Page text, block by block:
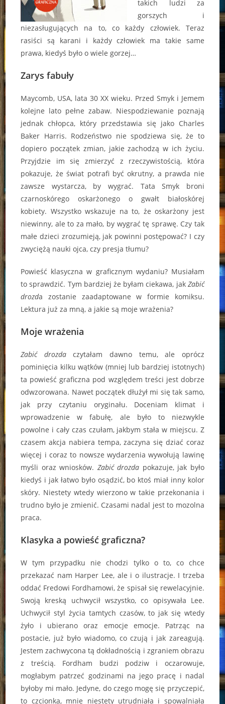
takich ludzi za
gorszych i
niezasługujących na to, co każdy człowiek. Teraz
rasiści są karani i każdy człowiek ma takie same
prawa, kiedyś było o wiele gorzej…
Zarys fabuły
Maycomb, USA, lata 30 XX wieku. Przed Smyk i Jemem
kolejne lato pełne zabaw. Niespodziewanie poznają
jednak chłopca, który przedstawia się jako Charles
Baker Harris. Rodzeństwo nie spodziewa się, że to
dopiero początek zmian, jakie zachodzą w ich życiu.
Przyjdzie im się zmierzyć z rzeczywistością, która
pokazuje, że świat potrafi być okrutny, a prawda nie
zawsze wystarcza, by wygrać. Tata Smyk broni
czarnoskórego oskarżonego o gwałt białoskórej
kobiety. Wszystko wskazuje na to, że oskarżony jest
niewinny, ale to za mało, by wygrać tę sprawę. Czy tak
małe dzieci zrozumieją, jak powinni postępować? I czy
zwyciężą nauki ojca, czy presja tłumu?
Powieść klasyczna w graficznym wydaniu? Musiałam
to sprawdzić. Tym bardziej że byłam ciekawa, jak Zabić
drozda zostanie zaadaptowane w formie komiksu.
Lektura już za mną, a jakie są moje wrażenia?
Moje wrażenia
Zabić drozdaczytałam dawno temu, ale oprócz
pominięcia kilku wątków (mniej lub bardziej istotnych)
ta powieść graficzna pod względem treści jest dobrze
odwzorowana. Nawet początek dłużył mi się tak samo,
jak przy czytaniu oryginału. Doceniam klimat i
wprowadzenie w fabułę, ale było to niezwykle
powolne i cały czas czułam, jakbym stała w miejscu. Z
czasem akcja nabiera tempa, zaczyna się dziać coraz
więcej i coraz to nowsze wydarzenia wywołują lawinę
myśli oraz wniosków. Zabić drozda pokazuje, jak było
kiedyś i jak łatwo było osądzić, bo ktoś miał inny kolor
skóry. Niestety wtedy wierzono w takie przekonania i
trudno było je zmienić. Czasami nadal jest to mozolna
praca.
Klasyka a powieść graficzna?
W tym przypadku nie chodzi tylko o to, co chce
przekazać nam Harper Lee, ale i o ilustracje. I trzeba
oddać Fredowi Fordhamowi, że spisał się rewelacyjnie.
Swoją kreską uchwycił wszystko, co opisywała Lee.
Uchwycił styl życia tamtych czasów, to jak się wtedy
żyło i ubierano oraz emocje emocje. Patrząc na
postacie, już było wiadomo, co czują i jak zareagują.
Jestem zachwycona tą dokładnością i zgraniem obrazu
z treścią. Fordham budzi podziw i oczarowuje,
mogłabym patrzeć godzinami na jego pracę i nadal
byłoby mi mało. Jedyne, do czego mogę się przyczepić,
to czcionka, mnie niestety utrudniała i spowalniała